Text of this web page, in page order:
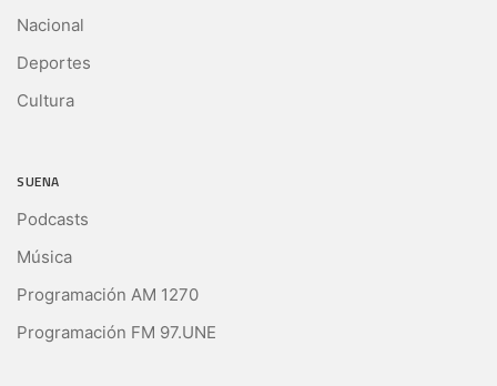
Nacional
Deportes
Cultura
SUENA
Podcasts
Música
Programación AM 1270
Programación FM 97.UNE